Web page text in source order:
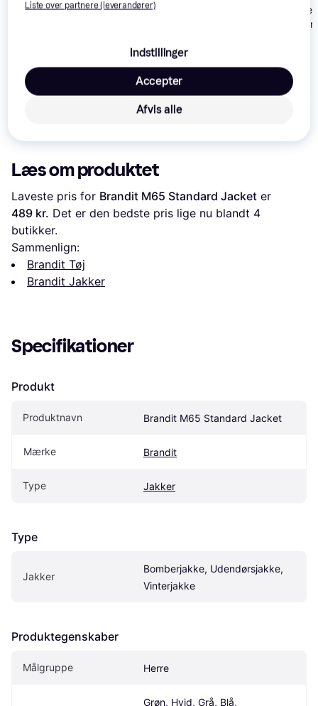
Brandit M-65 Field
Jacket camel
519 kr.
Regatta
Lined
Læs om produktet
Laveste pris for Brandit M65 Standard Jacket
489 kr. Det er den bedste pris lige nu blandt 4
butikker.
Sammenlign:
Brandit Tøj
Brandit Jakker
Specifikationer
Produkt
Produktnavn Brandit M65 Standard Jacket
Mærke Brandit
Type Jakker
Type
Jakker
Bomberjakke, Udendørsjakke,
Vinterjakke
Produktegenskaber
Målgruppe Herre
Grøn, Hvid, Grå, Blå,
Liste over partnere (leverandører)
Indstillinger
Afvis alle
Accepter